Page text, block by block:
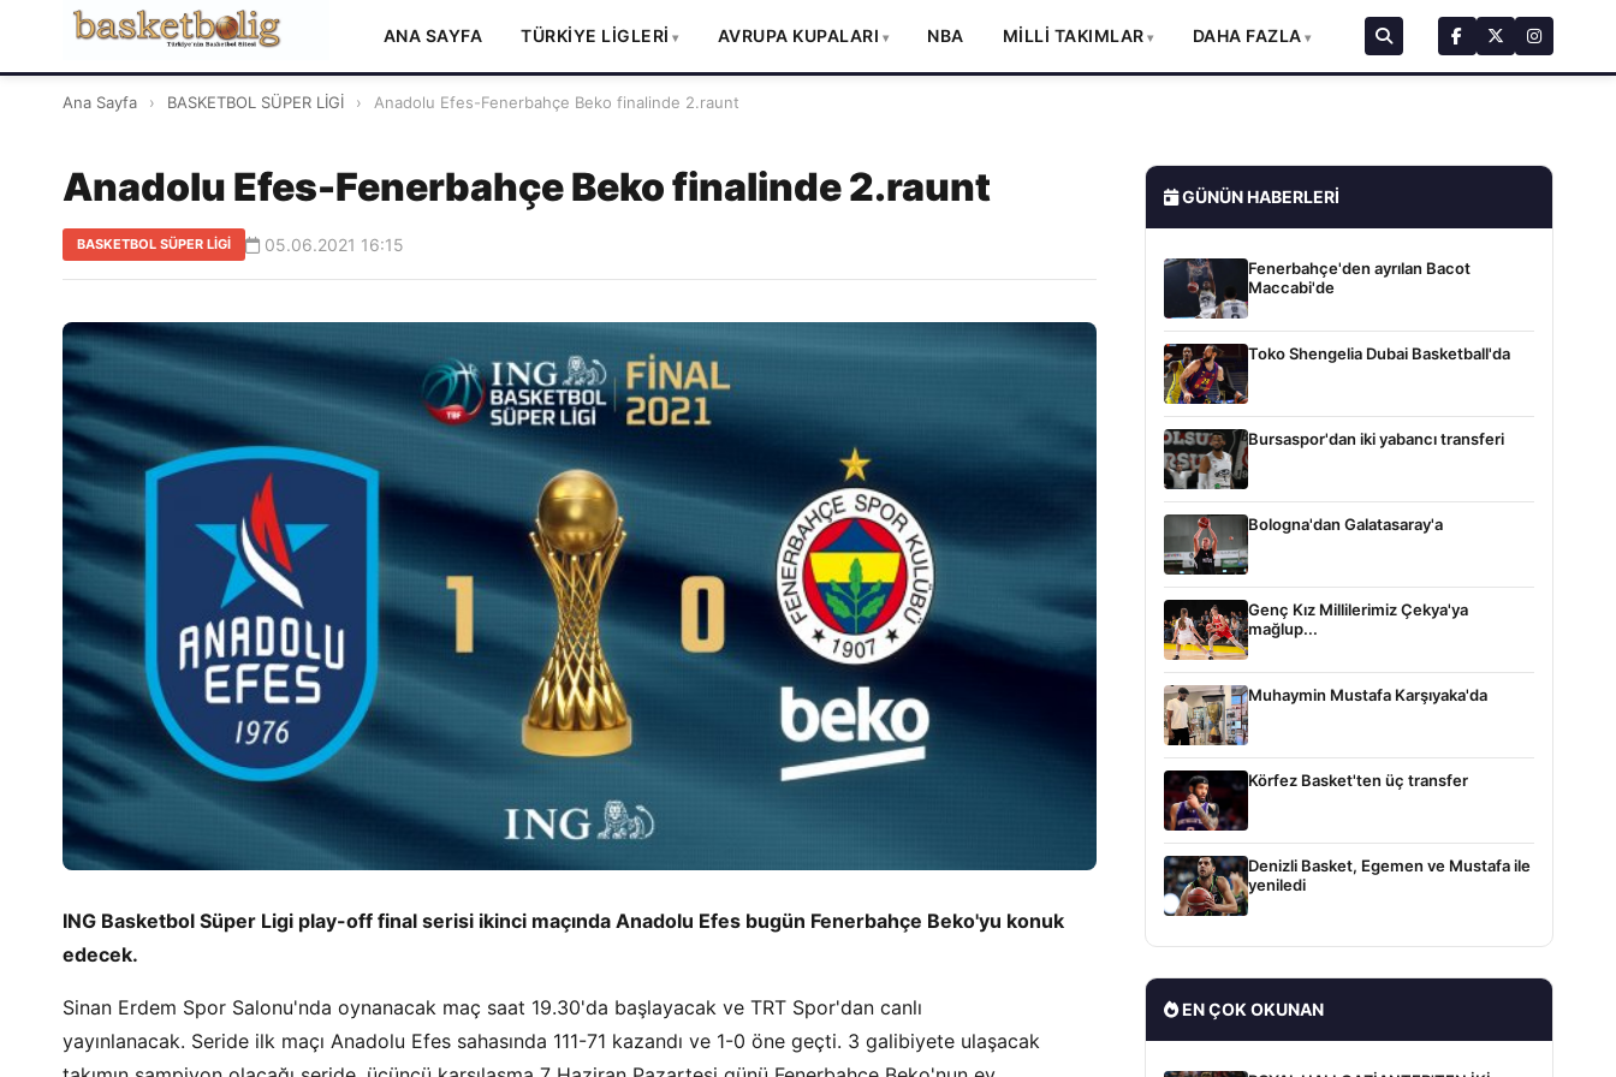
ANA SAYFA TÜRKİYE LİGLERİ AVRUPA KUPALARI NBA MİLLİ TAKIMLAR DAHA FAZLA
Ana Sayfa › BASKETBOL SÜPER LİGİ › Anadolu Efes-Fenerbahçe Beko finalinde 2.raunt
Anadolu Efes-Fenerbahçe Beko finalinde 2.raunt
BASKETBOL SÜPER LİGİ 05.06.2021 16:15
ING Basketbol Süper Ligi play-off final serisi ikinci maçında Anadolu Efes bugün Fenerbahçe Beko'yu konuk
edecek.
Sinan Erdem Spor Salonu'nda oynanacak maç saat 19.30'da başlayacak ve TRT Spor'dan canlı
yayınlanacak. Seride ilk maçı Anadolu Efes sahasında 111-71 kazandı ve 1-0 öne geçti. 3 galibiyete ulaşacak
GÜNÜN HABERLERI
Fenerbahçe'den ayrılan Bacot
Maccabi'de
Toko Shengelia Dubai Basketball'da
Bursaspor'dan iki yabancı transferi
Bologna'dan Galatasaray'a
Genç Kız Millilerimiz Çekya'ya
mağlup...
Muhaymin Mustafa Karşıyaka'da
Körfez Basket'ten üç transfer
Denizli Basket, Egemen ve Mustafa ile
yeniledi
EN ÇOK OKUNAN